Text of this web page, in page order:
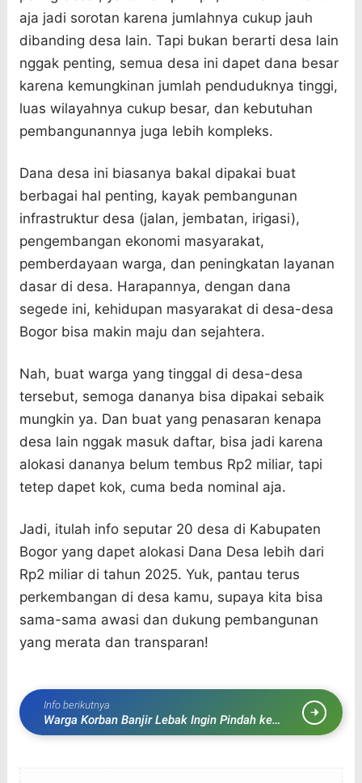
aja jadi sorotan karena jumlahnya cukup jauh
dibanding desa lain. Tapi bukan berarti desa lain
nggak penting, semua desa ini dapet dana besar
karena kemungkinan jumlah penduduknya tinggi,
luas wilayahnya cukup besar, dan kebutuhan
pembangunannya juga lebih kompleks.
Dana desa ini biasanya bakal dipakai buat
berbagai hal penting, kayak pembangunan
infrastruktur desa (jalan, jembatan, irigasi),
pengembangan ekonomi masyarakat,
pemberdayaan warga, dan peningkatan layanan
dasar di desa. Harapannya, dengan dana
segede ini, kehidupan masyarakat di desa-desa
Bogor bisa makin maju dan sejahtera.
Nah, buat warga yang tinggal di desa-desa
tersebut, semoga dananya bisa dipakai sebaik
mungkin ya. Dan buat yang penasaran kenapa
desa lain nggak masuk daftar, bisa jadi karena
alokasi dananya belum tembus Rp2 miliar, tapi
tetep dapet kok, cuma beda nominal aja.
Jadi, itulah info seputar 20 desa di Kabupaten
Bogor yang dapet alokasi Dana Desa lebih dari
Rp2 miliar di tahun 2025. Yuk, pantau terus
perkembangan di desa kamu, supaya kita bisa
sama-sama awasi dan dukung pembangunan
yang merata dan transparan!
Info berikutnya
Warga Korban Banjir Lebak Ingin Pindah ke
Bogor